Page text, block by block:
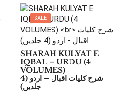
SALE
SHARAH KULYAT E
IQBAL – URDU (4
VOLUMES)
شرح کلیات اقبال – اردو (4
جلدیں)